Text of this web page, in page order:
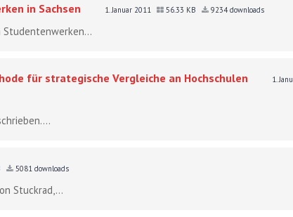
in Sachsen 1. Januar 2011 56.33 KB 9234 downloads
Studentenwerken...
für strategische Vergleiche an Hochschulen
1.
5081 downloads
Stuckrad,...